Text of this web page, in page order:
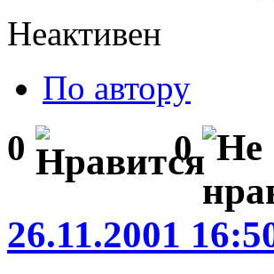
Неактивен
По автору
0 0
26.11.2001